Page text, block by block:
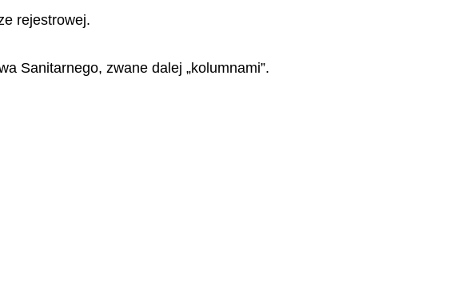
rejestrowej.
Sanitarnego, zwane dalej „kolumnami”.